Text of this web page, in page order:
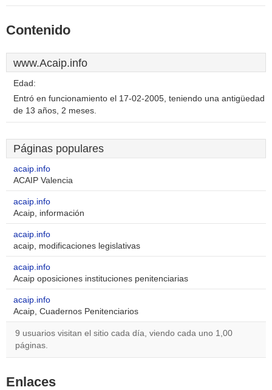
Contenido
www.Acaip.info
Edad:
Entró en funcionamiento el 17-02-2005, teniendo una antigüedad
de 13 años, 2 meses.
Páginas populares
acaip.info
ACAIP Valencia
acaip.info
Acaip, información
acaip.info
acaip, modificaciones legislativas
acaip.info
Acaip oposiciones instituciones penitenciarias
acaip.info
Acaip, Cuadernos Penitenciarios
9 usuarios visitan el sitio cada día, viendo cada uno 1,00
páginas.
Enlaces